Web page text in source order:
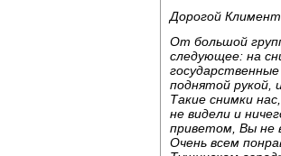
Дорогой
От большой
следующее: на
поднятой рукой,
Такие снимки
не видели и
приветом, Вы не
Очень всем